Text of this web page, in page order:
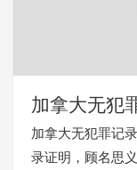
加拿大无犯
加拿大无犯罪记
录证明，顾名思